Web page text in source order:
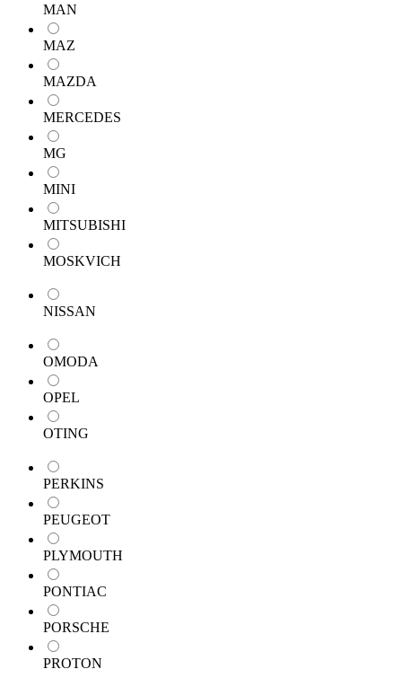
MAN
MAZ
MAZDA
MERCEDES
MG
MINI
MITSUBISHI
MOSKVICH
NISSAN
OMODA
OPEL
OTING
PERKINS
PEUGEOT
PLYMOUTH
PONTIAC
PORSCHE
PROTON